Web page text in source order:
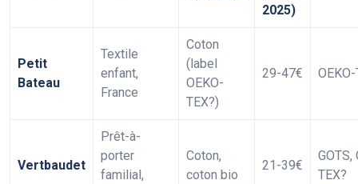
2025)
Petit
Bateau
Textile
enfant,
France
Coton
(label
OEKO-
TEX?)
29-47€
Vertbaudet
Prêt-à-
porter
familial,
Coton,
coton bio
21-39€
GOTS,
TEX?